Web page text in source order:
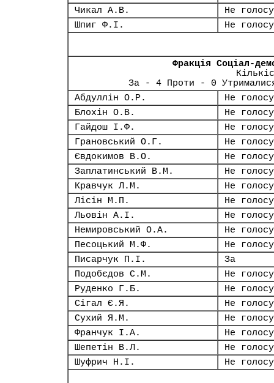
Чикал А.В.
Не
Шпиг Ф.І.
Не
Фракція Соціал-
За - 4 Проти - 0
Абдуллін О.Р.
Не
Блохін О.В.
Не
Гайдош І.Ф.
Не
Грановський О.Г.
Не
Євдокимов В.О.
Не
Заплатинський В.М.
Не
Кравчук Л.М.
Не
Лісін М.П.
Не
Льовін А.І.
Не
Немировський О.А.
Не
Песоцький М.Ф.
Не
Писарчук П.І.
За
Подобєдов С.М.
Не
Руденко Г.Б.
Не
Сігал Є.Я.
Не
Сухий Я.М.
Не
Франчук І.А.
Не
Шепетін В.Л.
Не
Шуфрич Н.І.
Не